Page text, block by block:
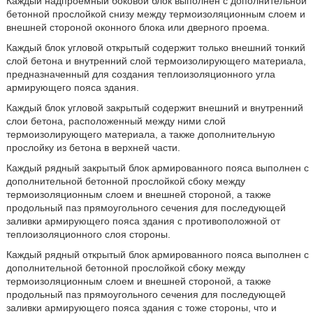
бетонной прослойкой снизу между термоизоляционным слоем и
внешней стороной оконного блока или дверного проема.
Каждый блок угловой открытый содержит только внешний тонкий
слой бетона и внутренний слой термоизолирующего материала,
предназначенный для создания теплоизоляционного угла
армирующего пояса здания.
Каждый блок угловой закрытый содержит внешний и внутренний
слои бетона, расположенный между ними слой
термоизолирующего материала, а также дополнительную
прослойку из бетона в верхней части.
Каждый рядный закрытый блок армированного пояса выполнен с
дополнительной бетонной прослойкой сбоку между
термоизоляционным слоем и внешней стороной, а также
продольный паз прямоугольного сечения для последующей
заливки армирующего пояса здания с противоположной от
теплоизоляционного слоя стороны.
Каждый рядный открытый блок армированного пояса выполнен с
дополнительной бетонной прослойкой сбоку между
термоизоляционным слоем и внешней стороной, а также
продольный паз прямоугольного сечения для последующей
заливки армирующего пояса здания с тоже стороны, что и